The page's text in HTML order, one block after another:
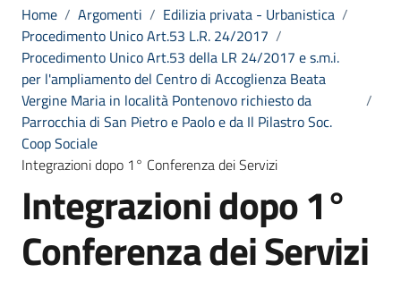
d'Enza
Amministrazione
Novità
Servizi
Vivere
San
Home / Argomenti / Edilizia privata - Urbanistica /
Procedimento Unico Art.53 L.R. 24/2017 /
Procedimento Unico Art.53 della LR 24/2017 e s.m.i.
per l'ampliamento del Centro di Accoglienza Beata
Vergine Maria in località Pontenovo richiesto da
Parrocchia di San Pietro e Paolo e da Il Pilastro Soc.
Coop Sociale
/
Integrazioni dopo 1° Conferenza dei Servizi
Integrazioni dopo 1°
Conferenza dei Servizi